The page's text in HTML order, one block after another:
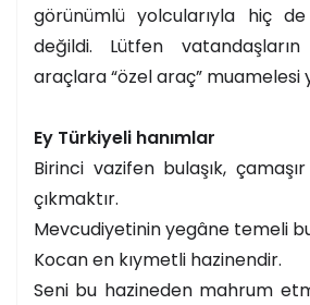
görünümlü yolcularıyla hiç
değildi. Lütfen
araçlara “özel araç” muamelesi
Ey Türkiyeli hanımlar
Birinci vazifen bulaşık,
çıkmaktır.
Mevcudiyetinin yegâne temeli
Kocan en kıymetli hazinendir.
Seni bu hazineden mahrum